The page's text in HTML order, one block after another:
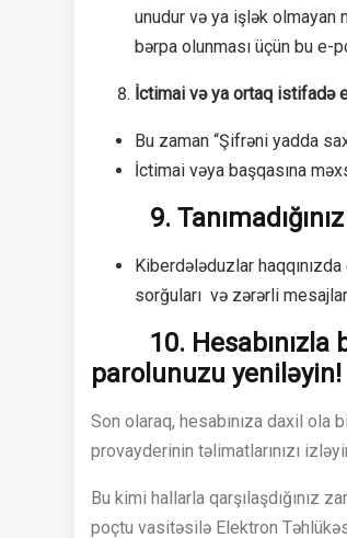
unudur və ya işlək olmayan
bərpa olunması üçün bu e-
İctimai və ya ortaq istifadə
Bu zaman “Şifrəni yadda
İctimai vəya başqasına
9.
Kiberdələduzlar
sorğuları və zərərli
10. Hesabınızla
parolunuzu yeniləyin!
Son olaraq, hesabınıza daxil ola
provayderinin təlimatlarınızı
Bu kimi hallarla qarşılaşdığınız
poçtu vasitəsilə Elektron